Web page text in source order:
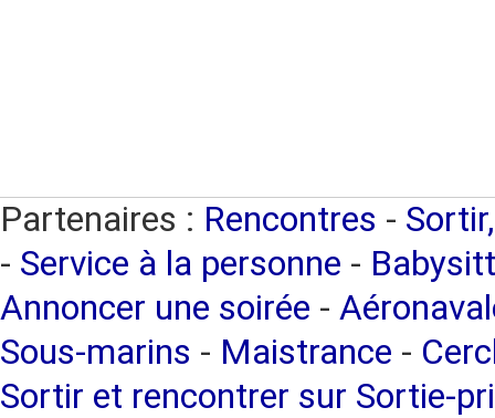
Partenaires : Rencontres -
- Service à la personne -
Annoncer une soirée -
Sous-marins - Maistrance -
Sortir et rencontrer sur Sortie-